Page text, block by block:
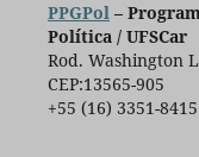
PPGPol–
Política / UFSCar
Rod. Washington
CEP:13565-905
+55 (16) 3351-8415